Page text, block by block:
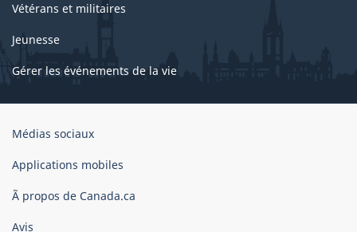
Vétérans et militaires
Jeunesse
Gérer les événements de la vie
Organisation
gouvernement
Canada
Médias sociaux
Applications mobiles
Ã propos de Canada.ca
Avis